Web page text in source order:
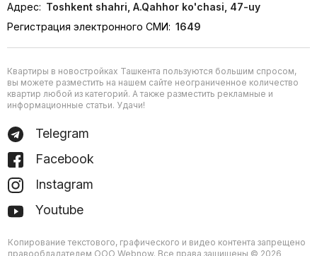
Адрес: Toshkent shahri, A.Qahhor ko'chasi, 47-uy
Регистрация электронного СМИ: 1649
Квартиры в новостройках Ташкента пользуются большим спросом,
вы можете разместить на нашем сайте неограниченное количество
квартир любой из категорий. А также разместить рекламные и
информационные статьи. Удачи!
Telegram
Facebook
Instagram
Youtube
Копирование текстового, графического и видео контента запрещено
правообладателем ООО Webnow. Все права защищены © 2026